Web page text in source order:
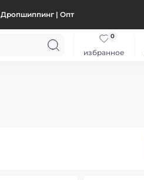
Дропшиппинг | Опт
избранное
0